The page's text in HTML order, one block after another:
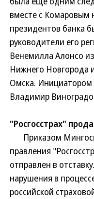
вместе с Комаровым
президентов банка
руководители его
Венемилла Алонсо
Нижнего Новгорода
Омска. Инициатором
Владимир
"Росгосстрах"
Приказом
правления
отправлен в
нарушения в
российской